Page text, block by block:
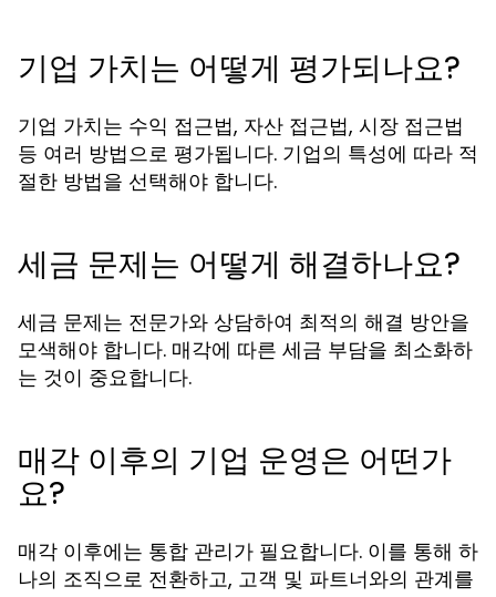
기업 가치는 어떻게 평가되나요?
기업 가치는 수익 접근법, 자산 접근법, 시장 접근법
등 여러 방법으로 평가됩니다. 기업의 특성에 따라 적
절한 방법을 선택해야 합니다.
세금 문제는 어떻게 해결하나요?
세금 문제는 전문가와 상담하여 최적의 해결 방안을
모색해야 합니다. 매각에 따른 세금 부담을 최소화하
는 것이 중요합니다.
매각 이후의 기업 운영은 어떤가
요?
매각 이후에는 통합 관리가 필요합니다. 이를 통해 하
나의 조직으로 전환하고, 고객 및 파트너와의 관계를